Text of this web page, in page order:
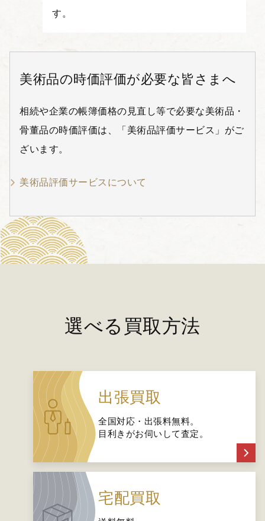
す。
美術品の時価評価が必要な皆さまへ
相続や企業の帳簿価格の見直し等で必要な美術品・
骨董品の時価評価は、「美術品評価サービス」がご
ざいます。
美術品評価サービスについて
選べる買取方法
出張買取
全国対応・出張料無料。
目利きがお伺いして査定。
宅配買取